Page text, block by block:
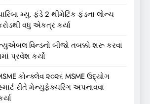
મ્યુ. ફંડે 2 થીમેટિક ફંડના લોન્ચ
વધુ એકત્ર કર્યા
વિન્ડનો બીજો તબક્કો શરૂ કરવા
પ્રવેશ કર્યો
કોન્ક્લેવ ૨૦૨૬ MSME ઉદ્યોગ
રીતે મેન્યુફેક્ચરિંગ અપનાવવા